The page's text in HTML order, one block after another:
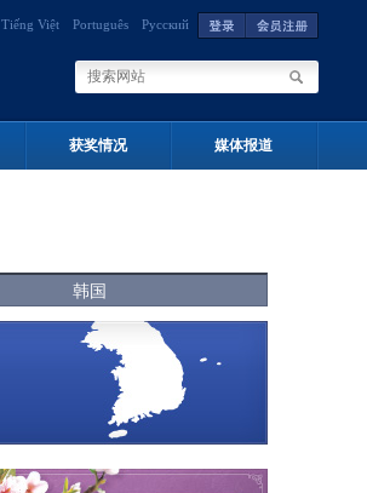
Tiếng Việt Português Русский
获奖情况 媒体报道
韩国